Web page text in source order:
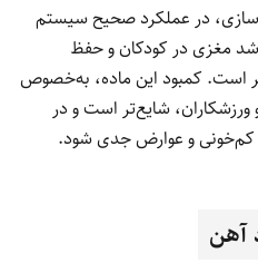
ضروری است؟